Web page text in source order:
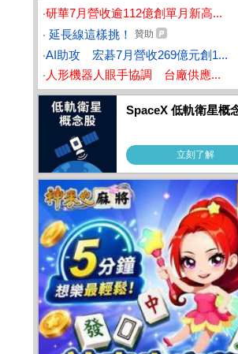
‧研華7月營收逾112億創單月新高...
‧ 延長線這樣挑！ 贊助
‧AI助攻 宏碁7月營收269億元創1...
‧ 人形機器人眼手協調 台廠供應...